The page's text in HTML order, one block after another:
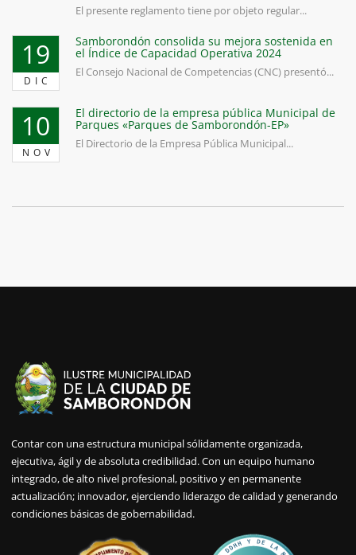
El presente reglamento tiene por objeto regular...
19
DIC
Samborondón consolida su mejora sostenida en
el Índice de Capacidad Operativa 2024
El Consejo Nacional de Competencias (CNC) presentó...
10
NOV
El directorio de la empresa pública Municipal de
Parques «Parques de Samborondón-EP»
El Directorio de la Empresa Pública Municipal...
Contar con una estructura municipal sólidamente organizada,
ejecutiva, ágil y de absoluta credibilidad. Con un equipo humano
integrado, de alto nivel profesional, positivo y en permanente
actualización; innovador, ejerciendo liderazgo de calidad y generando
condiciones básicas de gobernabilidad.